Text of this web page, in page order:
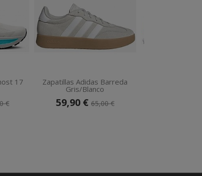
17
€
Zapatillas Adidas Barreda
Gris/Blanco
59,90 € 65,00 €